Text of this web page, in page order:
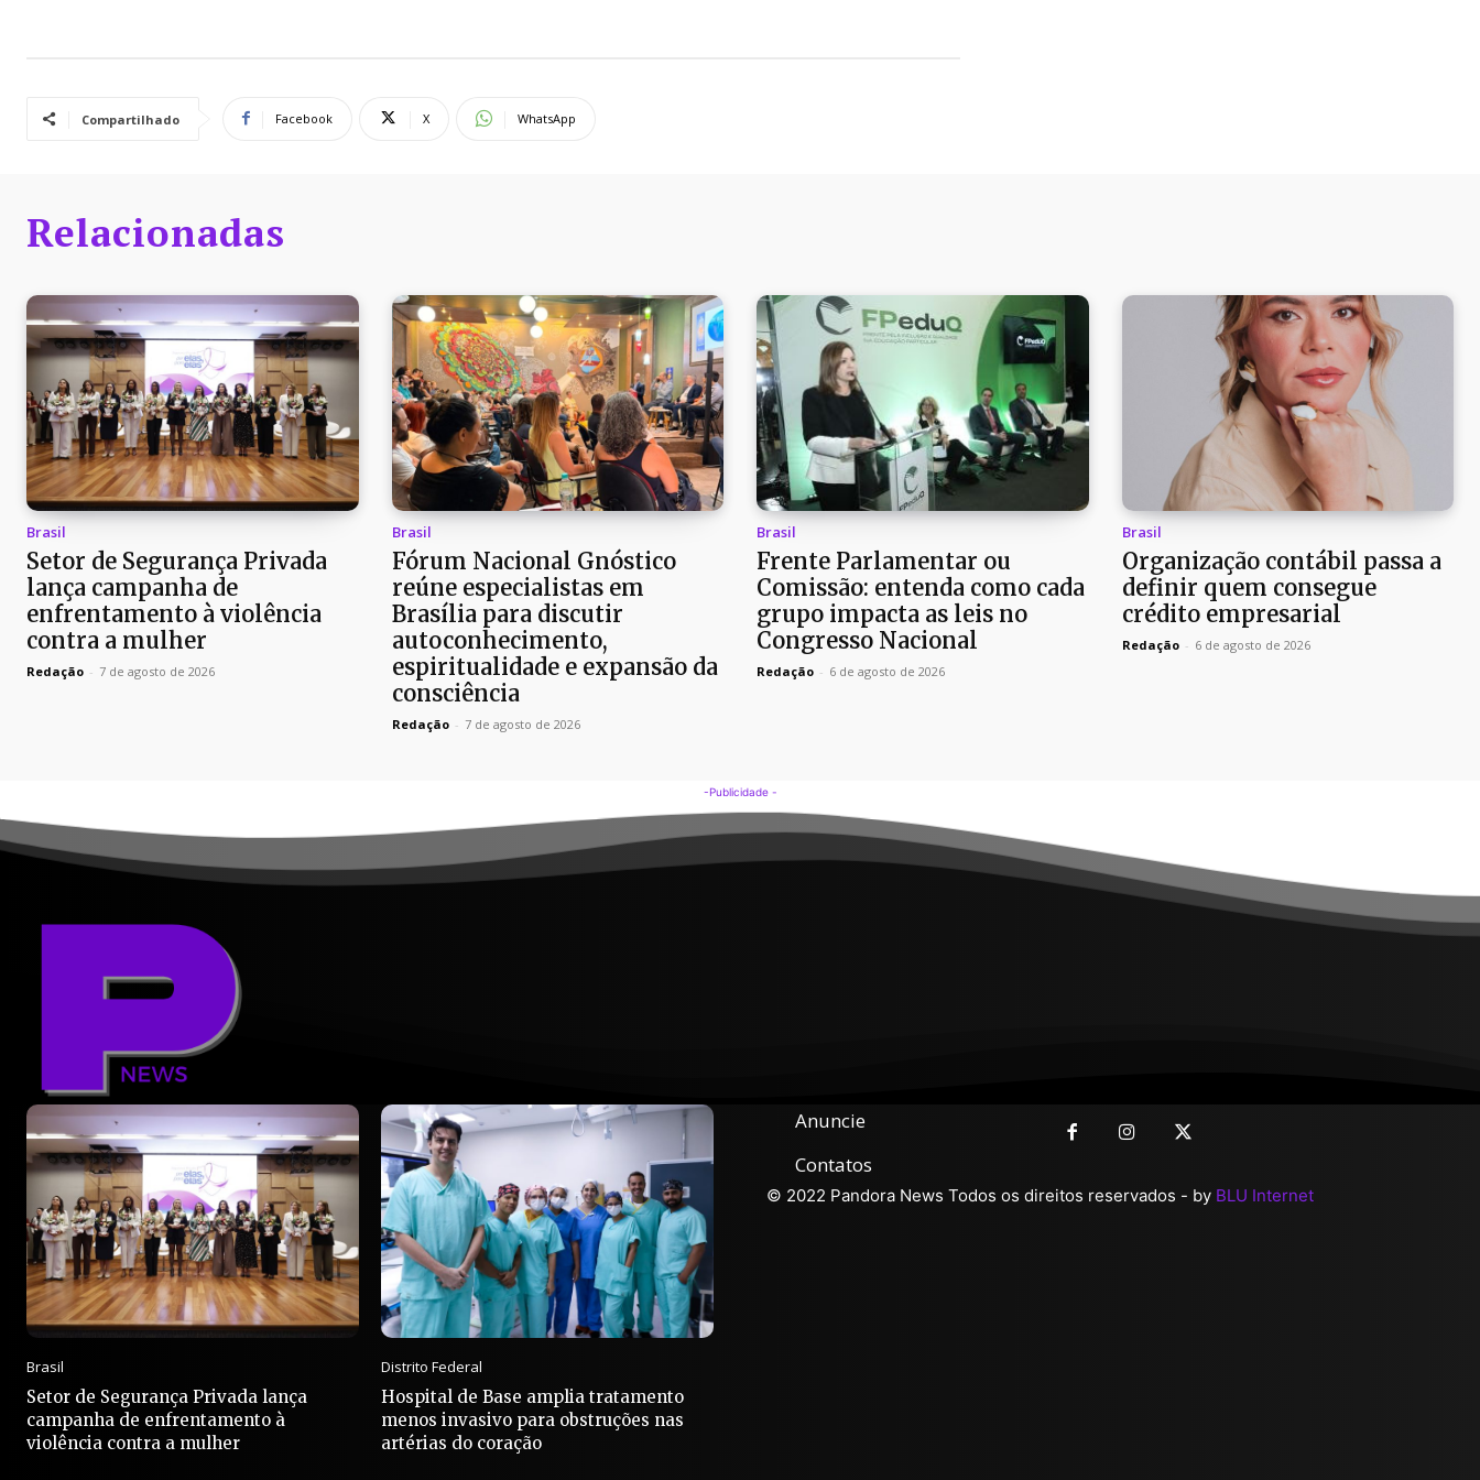
Compartilhado Facebook X WhatsApp
Relacionadas
Brasil
Setor de Segurança Privada
lança campanha de
enfrentamento à violência
contra a mulher
Redação - 7 de agosto de 2026
Brasil
Fórum Nacional Gnóstico
reúne especialistas em
Brasília para discutir
autoconhecimento,
espiritualidade e expansão da
consciência
Redação - 7 de agosto de 2026
Brasil
Frente Parlamentar ou
Comissão: entenda como cada
grupo impacta as leis no
Congresso Nacional
Redação - 6 de agosto de 2026
Brasil
Organização contábil passa a
definir quem consegue
crédito empresarial
Redação - 6 de agosto de 2026
-Publicidade -
Brasil
Setor de Segurança Privada lança
campanha de enfrentamento à
violência contra a mulher
Distrito Federal
Hospital de Base amplia tratamento
menos invasivo para obstruções nas
artérias do coração
Anuncie
Contatos
© 2022 Pandora News Todos os direitos reservados - by BLU Internet